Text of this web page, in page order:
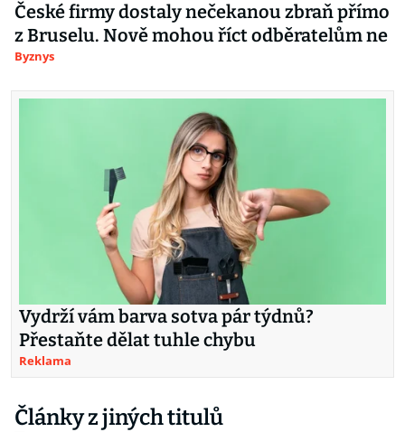
České firmy dostaly nečekanou zbraň přímo
z Bruselu. Nově mohou říct odběratelům ne
Byznys
Vydrží vám barva sotva pár týdnů?
Přestaňte dělat tuhle chybu
Reklama
Články z jiných titulů